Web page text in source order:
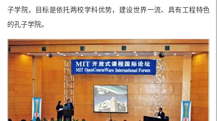
子学院，目标是依托两校学科优势，建设世界一流、具有工程特色
的孔子学院。